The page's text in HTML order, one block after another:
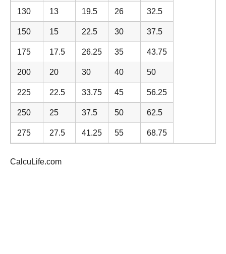
130 13 19.5 26 32.5
150 15 22.5 30 37.5
175 17.5 26.25 35 43.75
200 20 30 40 50
225 22.5 33.75 45 56.25
250 25 37.5 50 62.5
275 27.5 41.25 55 68.75
CalcuLife.com